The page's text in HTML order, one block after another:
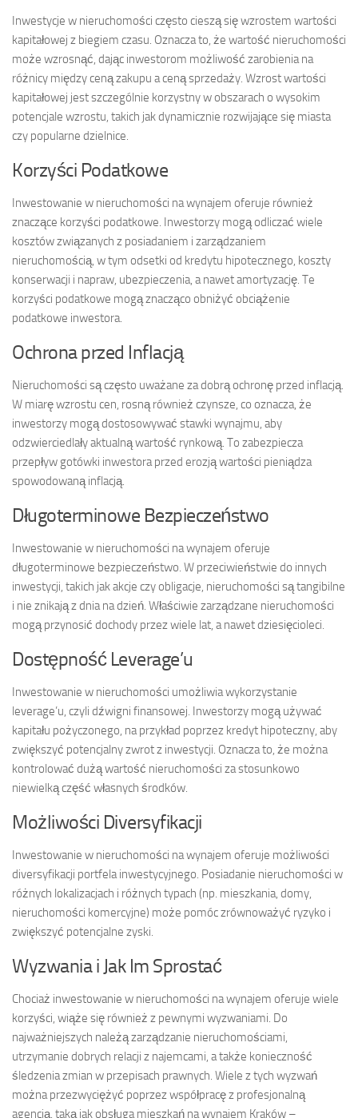
Inwestycje w nieruchomości często cieszą się wzrostem wartości
kapitałowej z biegiem czasu. Oznacza to, że wartość nieruchomości
może wzrosnąć, dając inwestorom możliwość zarobienia na
różnicy między ceną zakupu a ceną sprzedaży. Wzrost wartości
kapitałowej jest szczególnie korzystny w obszarach o wysokim
potencjale wzrostu, takich jak dynamicznie rozwijające się miasta
czy popularne dzielnice.
Korzyści Podatkowe
Inwestowanie w nieruchomości na wynajem oferuje również
znaczące korzyści podatkowe. Inwestorzy mogą odliczać wiele
kosztów związanych z posiadaniem i zarządzaniem
nieruchomością, w tym odsetki od kredytu hipotecznego, koszty
konserwacji i napraw, ubezpieczenia, a nawet amortyzację. Te
korzyści podatkowe mogą znacząco obniżyć obciążenie
podatkowe inwestora.
Ochrona przed Inflacją
Nieruchomości są często uważane za dobrą ochronę przed inflacją.
W miarę wzrostu cen, rosną również czynsze, co oznacza, że
inwestorzy mogą dostosowywać stawki wynajmu, aby
odzwierciedlały aktualną wartość rynkową. To zabezpiecza
przepływ gotówki inwestora przed erozją wartości pieniądza
spowodowaną inflacją.
Długoterminowe Bezpieczeństwo
Inwestowanie w nieruchomości na wynajem oferuje
długoterminowe bezpieczeństwo. W przeciwieństwie do innych
inwestycji, takich jak akcje czy obligacje, nieruchomości są tangibilne
i nie znikają z dnia na dzień. Właściwie zarządzane nieruchomości
mogą przynosić dochody przez wiele lat, a nawet dziesięcioleci.
Dostępność Leverage’u
Inwestowanie w nieruchomości umożliwia wykorzystanie
leverage’u, czyli dźwigni finansowej. Inwestorzy mogą używać
kapitału pożyczonego, na przykład poprzez kredyt hipoteczny, aby
zwiększyć potencjalny zwrot z inwestycji. Oznacza to, że można
kontrolować dużą wartość nieruchomości za stosunkowo
niewielką część własnych środków.
Możliwości Diversyfikacji
Inwestowanie w nieruchomości na wynajem oferuje możliwości
diversyfikacji portfela inwestycyjnego. Posiadanie nieruchomości w
różnych lokalizacjach i różnych typach (np. mieszkania, domy,
nieruchomości komercyjne) może pomóc zrównoważyć ryzyko i
zwiększyć potencjalne zyski.
Wyzwania i Jak Im Sprostać
Chociaż inwestowanie w nieruchomości na wynajem oferuje wiele
korzyści, wiąże się również z pewnymi wyzwaniami. Do
najważniejszych należą zarządzanie nieruchomościami,
utrzymanie dobrych relacji z najemcami, a także konieczność
śledzenia zmian w przepisach prawnych. Wiele z tych wyzwań
można przezwyciężyć poprzez współpracę z profesjonalną
agencją, taką jak obsługa mieszkań na wynajem Kraków –